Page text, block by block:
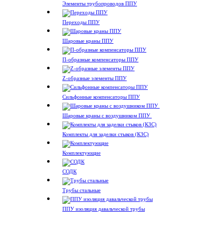
Элементы трубопроводов ППУ
Переходы ППУ
Шаровые краны ППУ
П-образные компенсаторы ППУ
Z-образные элементы ППУ
Сильфонные компенсаторы ППУ
Шаровые краны с воздушником ППУ
Комплекты для заделки стыков (КЗС)
Комплектующие
СОДК
Трубы стальные
ППУ изоляция давальческой трубы